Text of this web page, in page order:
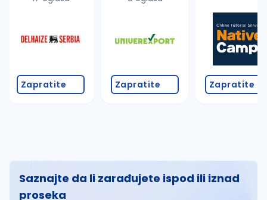
Zapratite Zapratite Zapratite
Saznajte da li zarađujete ispod ili iznad
proseka